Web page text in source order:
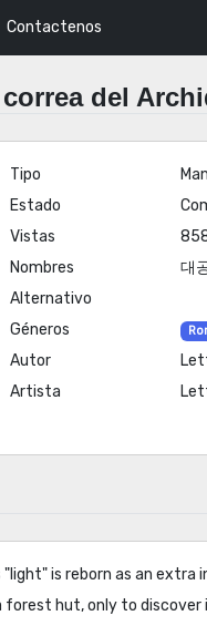
Contactenos
del
Tipo
Estado
Vistas
Nombres
Alternativo
대
Géneros
Autor
Artista
is reborn as an extra
forest hut, only to